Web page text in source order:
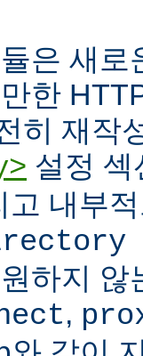
은 새
한
히 재작
설정 섹
고 내부
하지 않
,